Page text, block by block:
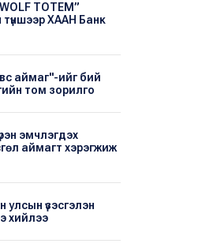
TOTEM”
ХААН Банк
аймаг"-ийг бий
том зорилго
эмчлэгдэх
аймагт хэрэгжиж
үзэсгэлэн
хийлээ